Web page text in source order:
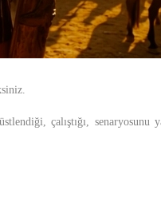
çalıştığı, senaryosunu